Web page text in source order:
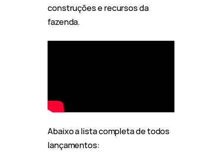
construções e recursos da
fazenda.
Abaixo a lista completa de todos
lançamentos: